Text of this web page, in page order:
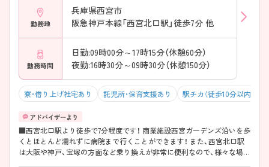
勤務地
兵庫県西宮市
阪急神戸本線「西宮北口駅」徒歩7分 他
勤務時間
日勤:09時00分～17時15分（休憩60分）
夜勤:16時30分～09時30分（休憩150分）
寮・借り上げ社宅あり 託児所・保育支援あり 駅チカ（徒歩10分以内）
■西宮北口駅より徒歩で7分程度です！ 商業施設西宮ガーデンズ沿いを歩
くとほとんど濡れずに病院まで行くことができます！ また、西宮北口駅
は大阪や神戸、宝塚の方面など乗り換えが非常に便利なので、様々な場所